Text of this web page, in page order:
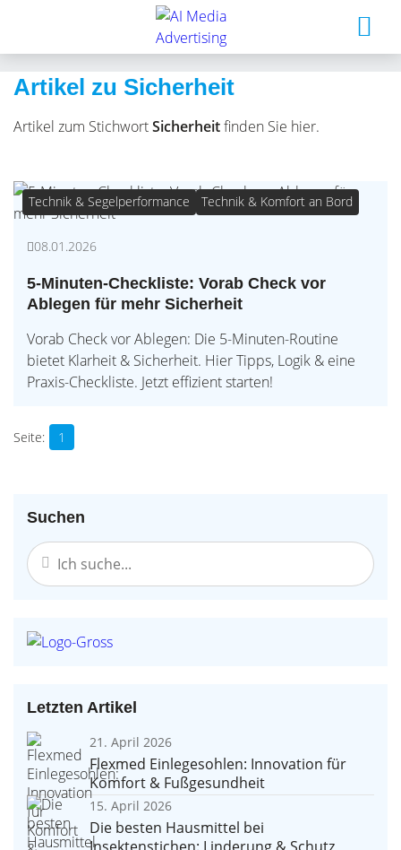
Artikel zu Sicherheit
Artikel zum StichwortSicherheitfinden Sie hier.
Technik & Segelperformance Technik & Komfort an Bord
08.01.2026
5-Minuten-Checkliste: Vorab Check vor
Ablegen für mehr Sicherheit
Vorab Check vor Ablegen: Die 5-Minuten-Routine
bietet Klarheit & Sicherheit. Hier Tipps, Logik & eine
Praxis-Checkliste. Jetzt effizient starten!
1
Suchen
Letzten Artikel
21. April 2026
Flexmed Einlegesohlen: Innovation für
Komfort & Fußgesundheit
15. April 2026
Die besten Hausmittel bei
Insektenstichen: Linderung & Schutz